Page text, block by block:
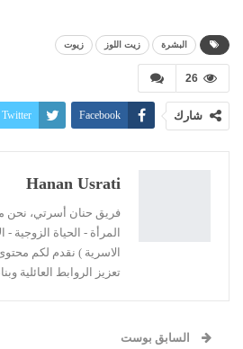
البشرة زيت اللوز زيوت
26
شارك Facebook
Twitter
Linkedin
Hanan Usrati
فريق حنان أسرتي، نحن
المرأة - الحياة الزوجية -
الاسرية ) نقدم لكم
تعزيز الروابط العائلية
السابق بوست